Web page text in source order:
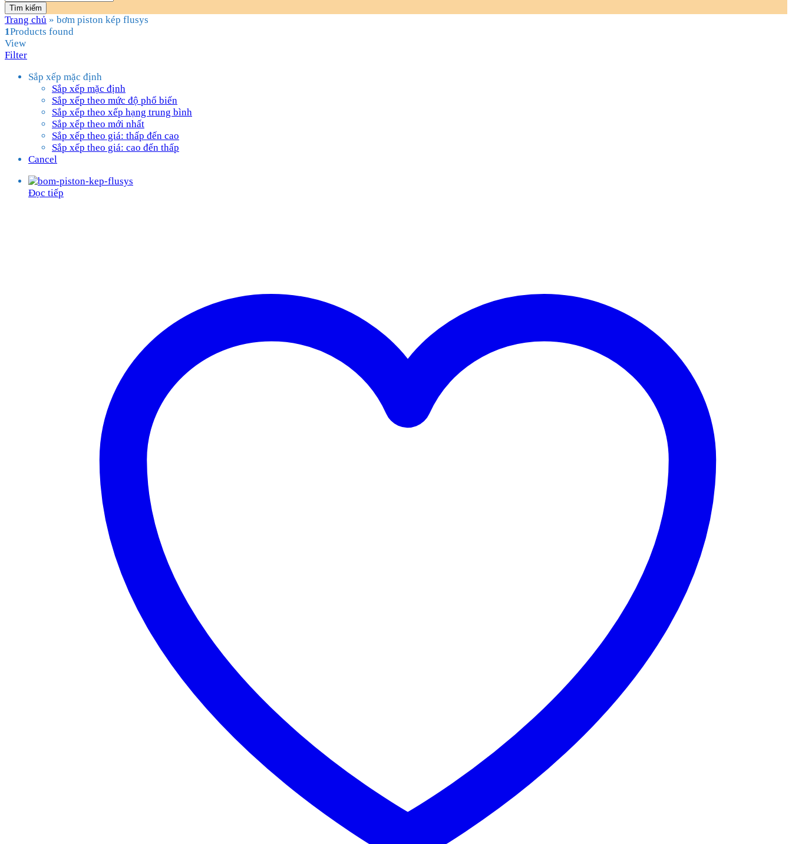
Tìm kiếm
Trang chủ » bơm piston kép flusys
1Products found
View
Filter
Sắp xếp mặc định
Sắp xếp mặc định
Sắp xếp theo mức độ phổ biến
Sắp xếp theo xếp hạng trung bình
Sắp xếp theo mới nhất
Sắp xếp theo giá: thấp đến cao
Sắp xếp theo giá: cao đến thấp
Cancel
Đọc tiếp